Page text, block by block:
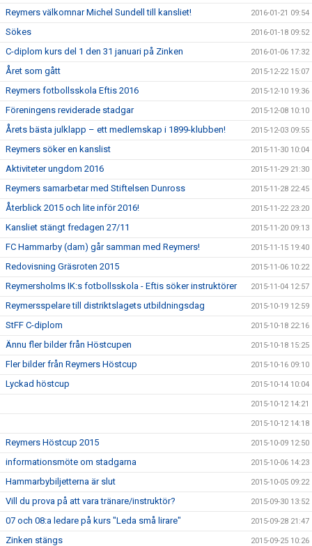
Reymers välkomnar Michel Sundell till kansliet! 2016-01-21 09:54
Sökes 2016-01-18 09:52
C-diplom kurs del 1 den 31 januari på Zinken 2016-01-06 17:32
Året som gått 2015-12-22 15:07
Reymers fotbollsskola Eftis 2016 2015-12-10 19:36
Föreningens reviderade stadgar 2015-12-08 10:10
Årets bästa julklapp – ett medlemskap i 1899-klubben! 2015-12-03 09:55
Reymers söker en kanslist 2015-11-30 10:04
Aktiviteter ungdom 2016 2015-11-29 21:30
Reymers samarbetar med Stiftelsen Dunross 2015-11-28 22:45
Återblick 2015 och lite inför 2016! 2015-11-22 23:20
Kansliet stängt fredagen 27/11 2015-11-20 09:13
FC Hammarby (dam) går samman med Reymers! 2015-11-15 19:40
Redovisning Gräsroten 2015 2015-11-06 10:22
Reymersholms IK:s fotbollsskola - Eftis söker instruktörer 2015-11-04 12:57
Reymersspelare till distriktslagets utbildningsdag 2015-10-19 12:59
StFF C-diplom 2015-10-18 22:16
Ännu fler bilder från Höstcupen 2015-10-18 15:25
Fler bilder från Reymers Höstcup 2015-10-16 09:10
Lyckad höstcup 2015-10-14 10:04
2015-10-12 14:21
2015-10-12 14:18
Reymers Höstcup 2015 2015-10-09 12:50
informationsmöte om stadgarna 2015-10-06 14:23
Hammarbybiljetterna är slut 2015-10-05 09:22
Vill du prova på att vara tränare/instruktör? 2015-09-30 13:52
07 och 08:a ledare på kurs "Leda små lirare" 2015-09-28 21:47
Zinken stängs 2015-09-25 10:26